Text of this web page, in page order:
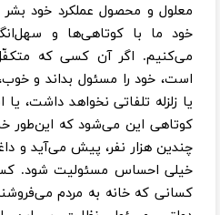
معلول و محصول عملکرد خود
خود ما با کوتاهی‌ها و
می‌کنیم. اگر آن کسی که
است، خود را مسئول بداند و
یا زلزله تلفاتی نخواهد داشت،
کوتاهی این می‌شود که این‌طور
چندین هزار نفر، پیش می‌آید و
خیلی احساس مسئولیت شود.
کسانی که خانه به مردم